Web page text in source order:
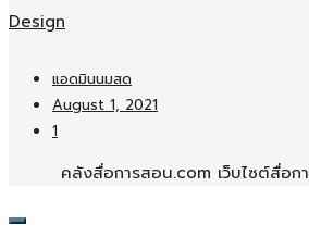
Design
แอดมินนมสด
August 1, 2021
1
คลังสื่อการสอน.com เว็บไซต์สื่อก